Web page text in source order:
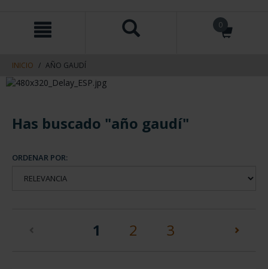
contenido
navegacin
0
INICIO AÑO GAUDÍ
Has buscado "año gaudí"
ORDENAR POR:
1 (current)
2 3